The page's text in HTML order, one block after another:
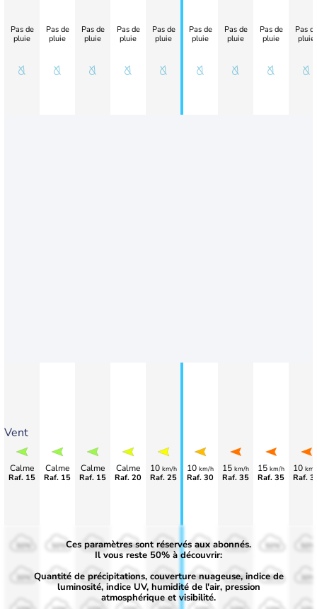
Vent
Pas de
pluie
Calme
Raf. 15
Pas de
pluie
Calme
Raf. 15
Pas de
pluie
Calme
Raf. 15
Pas de
pluie
Calme
Raf. 20
Pas de
pluie
10 km/h
Raf. 25
Pas de
pluie
10 km/h
Raf. 30
Pas de
pluie
15 km/h
Raf. 35
Pas de
pluie
15 km/h
Raf. 35
Pas
pluie
10
Raf.
50%
30%
50%
30%
50%
30%
50%
30%
50%
30%
50%
30%
50%
30%
Ces paramètres sont réservés aux abonnés.
Il vous reste 50% à découvrir:
Quantité de précipitations, couverture nuageuse, indice de
luminosité, indice UV, humidité de l'air, pression
atmosphérique et visibilité.